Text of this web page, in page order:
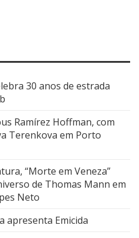
30 anos de estrada
Ramírez Hoffman, com
Terenkova em Porto
“Morte em Veneza”
de Thomas Mann em
Neto
apresenta Emicida